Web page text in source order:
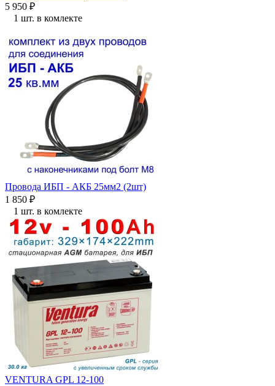
5 950 ₽
1 шт. в комлекте
Провода ИБП - АКБ 25мм2 (2шт)
1 850 ₽
1 шт. в комлекте
VENTURA GPL 12-100